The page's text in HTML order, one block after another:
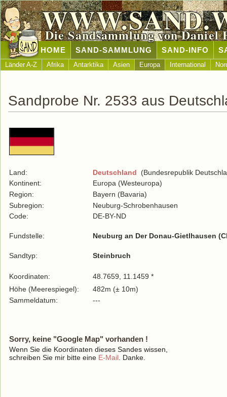
Die Sandsammlung von Daniel
HOME SAND-SAMMLUNG SAND-INFO
Länder A-Z Afrika Antarktika Asien Europa International
Sandprobe Nr. 2533 aus
Land: Deutschland (Bundesrepublik
Kontinent:
Europa (Westeuropa)
Region:
Bayern (Bavaria)
Subregion:
Neuburg-Schrobenhausen
Code:
DE-BY-ND
Fundstelle: Neuburg an Der Donau-Gietlhausen
Sandtyp: Steinbruch
Koordinaten:
48.7659, 11.1459 *
Höhe (Meerespiegel):
482m (± 10m)
Sammeldatum:
---
Sorry, keine "Google Map" vorhanden !
Wenn Sie die Koordinaten dieses Sandes wissen,
schreiben Sie mir bitte eine E-Mail . Danke.